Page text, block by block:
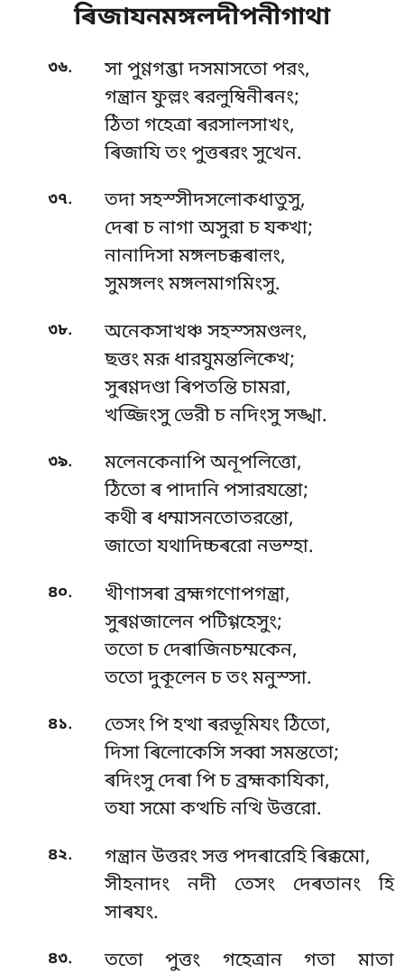
ৰিজাযনমঙ্গলদীপনীগাথা
৩৬.
সা পুণ্ণগব্ভা দসমাসতো পরং,
গন্ত্ৰান ফুল্লং ৰরলুম্বিনীৰনং;
ঠিতা গহেত্ৰা ৰরসালসাখং,
ৰিজাযি তং পুত্তৰরং সুখেন.
৩৭.
তদা সহস্সীদসলোকধাতুসু,
দেৰা চ নাগা অসুরা চ যক্খা;
নানাদিসা মঙ্গলচক্কৰাল়ং,
সুমঙ্গলং মঙ্গলমাগমিংসু.
৩৮.
অনেকসাখঞ্চ সহস্সমণ্ডলং,
ছত্তং মরূ ধারযুমন্তলিক্খে;
সুৰণ্ণদণ্ডা ৰিপতন্তি চামরা,
খজ্জিংসু ভেরী চ নদিংসু সঙ্খা.
৩৯.
মলেনকেনাপি অনূপলিত্তো,
ঠিতো ৰ পাদানি পসারযন্তো;
কথী ৰ ধম্মাসনতোতরন্তো,
জাতো যথাদিচ্চৰরো নভম্হা.
৪০.
খীণাসৰা ব্রহ্মগণোপগন্ত্ৰা,
সুৰণ্ণজালেন পটিগ্গহেসুং;
ততো চ দেৰাজিনচম্মকেন,
ততো দুকূলেন চ তং মনুস্সা.
৪১.
তেসং পি হত্থা ৰরভূমিযং ঠিতো,
দিসা ৰিলোকেসি সব্বা সমন্ততো;
ৰদিংসু দেৰা পি চ ব্রহ্মকাযিকা,
তযা সমো কত্থচি নত্থি উত্তরো.
৪২.
গন্ত্ৰান উত্তরং সত্ত পদৰারেহি ৰিক্কমো,
সীহনাদং নদী তেসং দেৰতানং হি
সাৰযং.
৪৩. ততো পুত্তং গহেত্ৰান গতা মাতা